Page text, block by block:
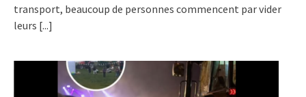
transport, beaucoup de personnes commencent par vider
leurs [...]